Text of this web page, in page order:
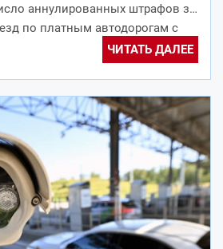
аннулированных штрафов за
по платным автодорогам с
ЧИТАТЬ ДАЛЕЕ